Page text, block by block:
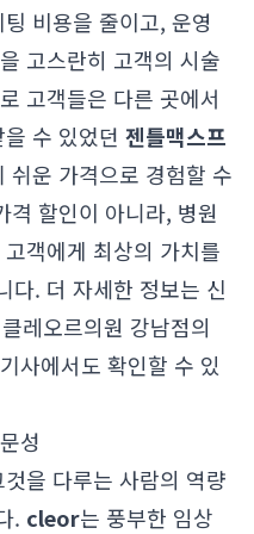
비용을 줄이고, 운영
고스란히 고객의 시술
고객들은 다른 곳에서
수 있었던 젠틀맥스프
쉬운 가격으로 경험할 수
격 할인이 아니라, 병원
객에게 최상의 가치를
다. 더 자세한 정보는 신
레오르의원 강남점의
기사에서도 확인할 수 있
성
을 다루는 사람의 역량
. cleor는 풍부한 임상